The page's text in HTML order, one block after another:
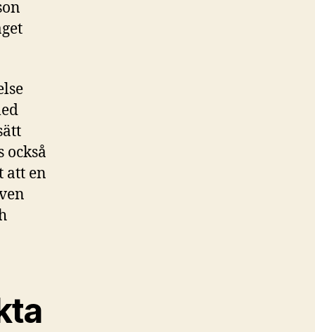
också
att en